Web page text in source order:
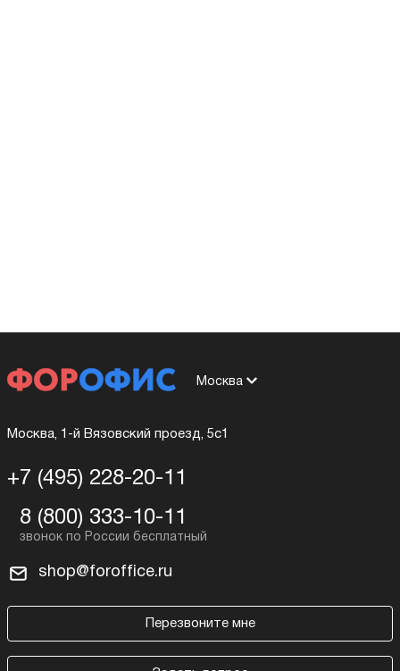
Москва
Москва, 1-й Вязовский проезд, 5с1
+7 (495) 228-20-11
8 (800) 333-10-11
shop@foroffice.ru
Перезвоните мне